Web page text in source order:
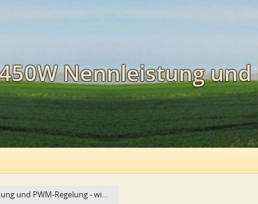
Nennleistung und
und PWM-Regelung - wi…